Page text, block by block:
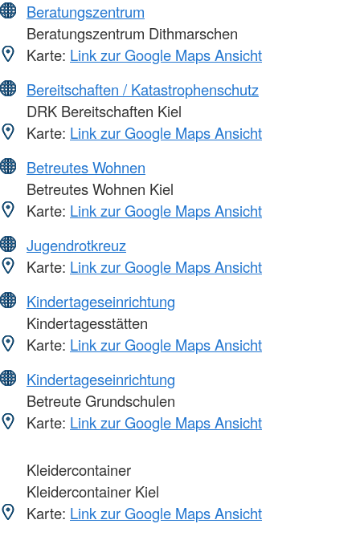
Beratungszentrum
Beratungszentrum Dithmarschen
Karte: Link zur Google Maps Ansicht
Bereitschaften / Katastrophenschutz
DRK Bereitschaften Kiel
Karte: Link zur Google Maps Ansicht
Betreutes Wohnen
Betreutes Wohnen Kiel
Karte: Link zur Google Maps Ansicht
Jugendrotkreuz
Karte: Link zur Google Maps Ansicht
Kindertageseinrichtung
Kindertagesstätten
Karte: Link zur Google Maps Ansicht
Kindertageseinrichtung
Betreute Grundschulen
Karte: Link zur Google Maps Ansicht
Kleidercontainer
Kleidercontainer Kiel
Karte: Link zur Google Maps Ansicht